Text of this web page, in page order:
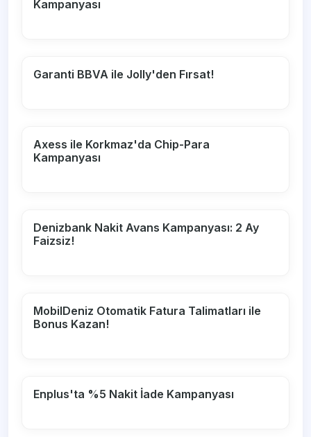
Kampanyası
Garanti BBVA ile Jolly'den Fırsat!
Axess ile Korkmaz'da Chip-Para
Kampanyası
Denizbank Nakit Avans Kampanyası: 2 Ay
Faizsiz!
MobilDeniz Otomatik Fatura Talimatları ile
Bonus Kazan!
Enplus'ta %5 Nakit İade Kampanyası